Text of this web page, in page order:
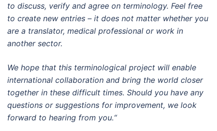
to discuss, verify and agree on terminology. Feel free
to create new entries – it does not matter whether you
are a translator, medical professional or work in
another sector.
We hope that this terminological project will enable
international collaboration and bring the world closer
together in these difficult times. Should you have any
questions or suggestions for improvement, we look
forward to hearing from you.“